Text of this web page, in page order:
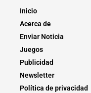
Inicio
Acerca de
Enviar Noticia
Juegos
Publicidad
Newsletter
Política de privacidad